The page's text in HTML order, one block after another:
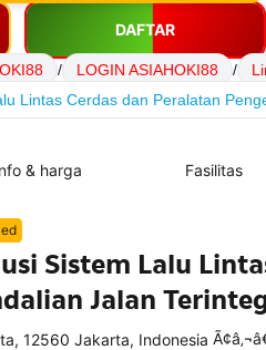
DAFTAR
/ LOGIN ASIAHOKI88 /
Lintas Cerdas dan Peralatan
& harga Fasilitas
Sistem Lalu
Jalan
12560 Jakarta, Indonesia